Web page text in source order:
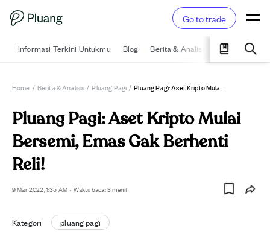
Go to trade
Informasi Terkini Untukmu Blog Berita & Analisis Pelajari
Home / Berita & Analisis / Pluang Pagi / Pluang Pagi: Aset Kripto Mulai Bersemi, Emas Gak Berhenti Reli!
Pluang Pagi: Aset Kripto Mulai
Bersemi, Emas Gak Berhenti
Reli!
9 Mar 2022, 1:35 AM · Waktu baca: 3 menit
Kategori pluang pagi